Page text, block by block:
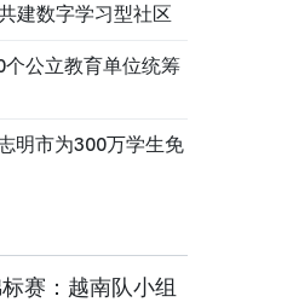
建数字学习型社区
公立教育单位统筹
明市为300万学生免
赛：越南队小组